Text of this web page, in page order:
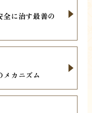
に治す最善の
メカニズム